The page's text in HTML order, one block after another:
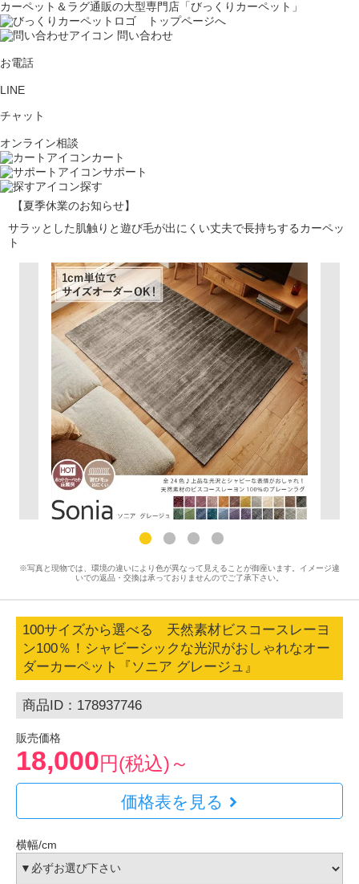
カーペット＆ラグ通販の大型専門店「びっくりカーペット」
問い合わせ
お電話
LINE
チャット
オンライン相談
カート
サポート
探す
【夏季休業のお知らせ】
サラッとした肌触りと遊び毛が出にくい丈夫で長持ちするカーペッ
ト
※写真と現物では、環境の違いにより色が異なって見えることが御座います。イメージ違
いでの返品・交換は承っておりませんのでご了承下さい。
100サイズから選べる 天然素材ビスコースレーヨ
ン100％！シャビーシックな光沢がおしゃれなオー
ダーカーペット『ソニア グレージュ』
商品ID：178937746
販売価格
18,000円(税込)～
価格表を見る
横幅/cm